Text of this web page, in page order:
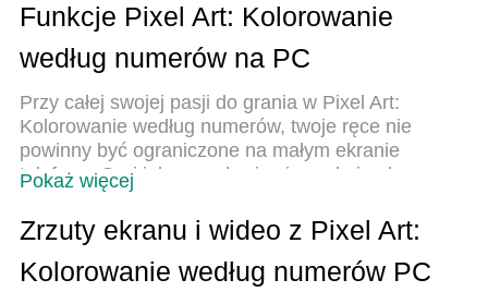
Funkcje Pixel Art: Kolorowanie
według numerów na PC
Przy całej swojej pasji do grania w Pixel Art:
Kolorowanie według numerów, twoje ręce nie
powinny być ograniczone na małym ekranie
telefonu. Graj jak zawodowiec i uzyskaj pełną
kontrolę nad grą za pomocą klawiatury i myszy.
MEmu oferuje ci wszystko, czego oczekujesz.
Pobierz i graj Pixel Art: Kolorowanie według
numerów na PC. Graj tak długo, jak chcesz, bez
Pokaż więcej
Zrzuty ekranu i wideo z Pixel Art:
Kolorowanie według numerów PC